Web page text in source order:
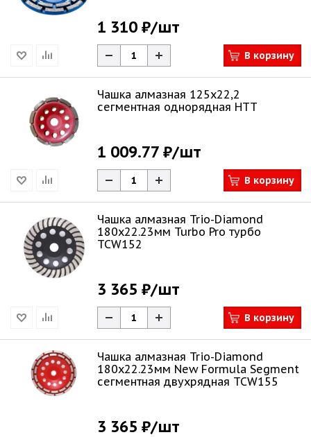
1 310 ₽/шт
В корзину
Чашка алмазная 125х22,2
сегментная однорядная HTT
1 009.77 ₽/шт
В корзину
Чашка алмазная Trio-Diamond
180х22.23мм Turbo Pro турбо
TCW152
3 365 ₽/шт
В корзину
Чашка алмазная Trio-Diamond
180х22.23мм New Formula Segment
сегментная двухрядная TCW155
3 365 ₽/шт